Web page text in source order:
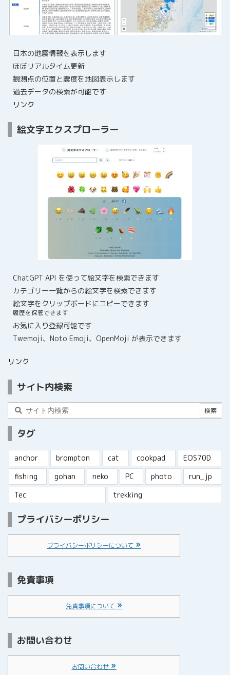
日本の地震情報を表示します
ほぼリアルタイム更新
観測点の位置と震度を地図表示します
過去データの検索が可能です
リンク
絵文字エクスプローラー
ChatGPT API を使って絵文字を検索できます
カテゴリー一覧からの絵文字を検索できます
絵文字をクリップボードにコピーできます
履歴を保管できます
お気に入り登録可能です
Twemoji、Noto Emoji、OpenMoji が表示できます
リンク
サイト内検索
タグ
anchor brompton cat cookpad
EOS70D
fishing
gohan neko PC photo
run_jp
Tec
trekking
プライバシーポリシー
プライバシーポリシーについて
免責事項
免責事項について
お問い合わせ
お問い合わせ